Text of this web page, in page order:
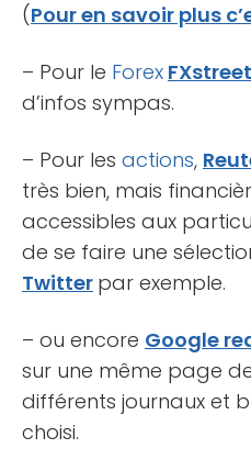
(Pour en savoir plus
– Pour le Forex FXstreet
d’infos sympas.
– Pour les actions,
très bien, mais
accessibles aux
de se faire une
Twitter par exemple.
– ou encore Google
sur une même page
différents journaux et
choisi.